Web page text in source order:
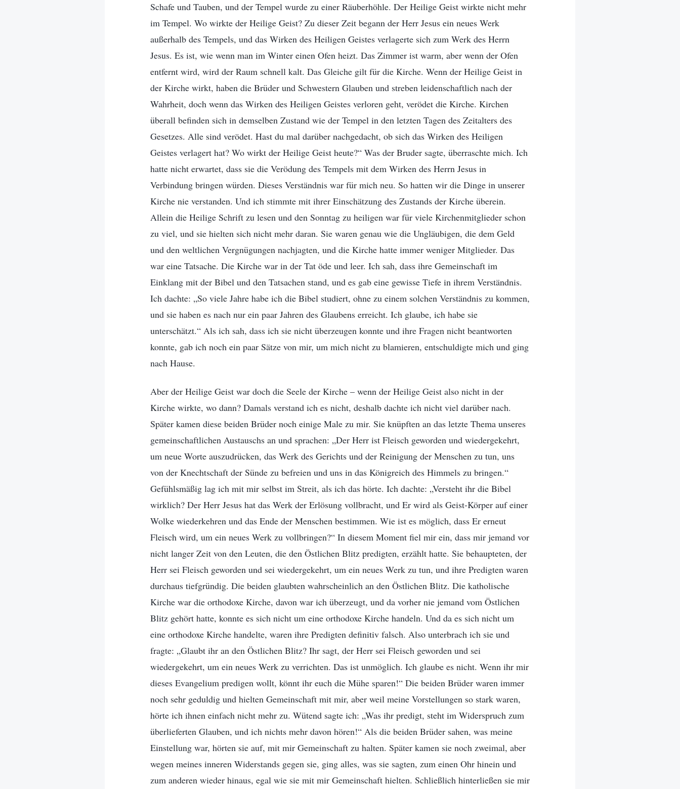
Schafe und Tauben, und der Tempel wurde zu einer Räuberhöhle. Der Heilige Geist wirkte nicht mehr
im Tempel. Wo wirkte der Heilige Geist? Zu dieser Zeit begann der Herr Jesus ein neues Werk
außerhalb des Tempels, und das Wirken des Heiligen Geistes verlagerte sich zum Werk des Herrn
Jesus. Es ist, wie wenn man im Winter einen Ofen heizt. Das Zimmer ist warm, aber wenn der Ofen
entfernt wird, wird der Raum schnell kalt. Das Gleiche gilt für die Kirche. Wenn der Heilige Geist in
der Kirche wirkt, haben die Brüder und Schwestern Glauben und streben leidenschaftlich nach der
Wahrheit, doch wenn das Wirken des Heiligen Geistes verloren geht, verödet die Kirche. Kirchen
überall befinden sich in demselben Zustand wie der Tempel in den letzten Tagen des Zeitalters des
Gesetzes. Alle sind verödet. Hast du mal darüber nachgedacht, ob sich das Wirken des Heiligen
Geistes verlagert hat? Wo wirkt der Heilige Geist heute?“ Was der Bruder sagte, überraschte mich. Ich
hatte nicht erwartet, dass sie die Verödung des Tempels mit dem Wirken des Herrn Jesus in
Verbindung bringen würden. Dieses Verständnis war für mich neu. So hatten wir die Dinge in unserer
Kirche nie verstanden. Und ich stimmte mit ihrer Einschätzung des Zustands der Kirche überein.
Allein die Heilige Schrift zu lesen und den Sonntag zu heiligen war für viele Kirchenmitglieder schon
zu viel, und sie hielten sich nicht mehr daran. Sie waren genau wie die Ungläubigen, die dem Geld
und den weltlichen Vergnügungen nachjagten, und die Kirche hatte immer weniger Mitglieder. Das
war eine Tatsache. Die Kirche war in der Tat öde und leer. Ich sah, dass ihre Gemeinschaft im
Einklang mit der Bibel und den Tatsachen stand, und es gab eine gewisse Tiefe in ihrem Verständnis.
Ich dachte: „So viele Jahre habe ich die Bibel studiert, ohne zu einem solchen Verständnis zu kommen,
und sie haben es nach nur ein paar Jahren des Glaubens erreicht. Ich glaube, ich habe sie
unterschätzt.“ Als ich sah, dass ich sie nicht überzeugen konnte und ihre Fragen nicht beantworten
konnte, gab ich noch ein paar Sätze von mir, um mich nicht zu blamieren, entschuldigte mich und ging
nach Hause.
Aber der Heilige Geist war doch die Seele der Kirche – wenn der Heilige Geist also nicht in der
Kirche wirkte, wo dann? Damals verstand ich es nicht, deshalb dachte ich nicht viel darüber nach.
Später kamen diese beiden Brüder noch einige Male zu mir. Sie knüpften an das letzte Thema unseres
gemeinschaftlichen Austauschs an und sprachen: „Der Herr ist Fleisch geworden und wiedergekehrt,
um neue Worte auszudrücken, das Werk des Gerichts und der Reinigung der Menschen zu tun, uns
von der Knechtschaft der Sünde zu befreien und uns in das Königreich des Himmels zu bringen.“
Gefühlsmäßig lag ich mit mir selbst im Streit, als ich das hörte. Ich dachte: „Versteht ihr die Bibel
wirklich? Der Herr Jesus hat das Werk der Erlösung vollbracht, und Er wird als Geist-Körper auf einer
Wolke wiederkehren und das Ende der Menschen bestimmen. Wie ist es möglich, dass Er erneut
Fleisch wird, um ein neues Werk zu vollbringen?“ In diesem Moment fiel mir ein, dass mir jemand vor
nicht langer Zeit von den Leuten, die den Östlichen Blitz predigten, erzählt hatte. Sie behaupteten, der
Herr sei Fleisch geworden und sei wiedergekehrt, um ein neues Werk zu tun, und ihre Predigten waren
durchaus tiefgründig. Die beiden glaubten wahrscheinlich an den Östlichen Blitz. Die katholische
Kirche war die orthodoxe Kirche, davon war ich überzeugt, und da vorher nie jemand vom Östlichen
Blitz gehört hatte, konnte es sich nicht um eine orthodoxe Kirche handeln. Und da es sich nicht um
eine orthodoxe Kirche handelte, waren ihre Predigten definitiv falsch. Also unterbrach ich sie und
fragte: „Glaubt ihr an den Östlichen Blitz? Ihr sagt, der Herr sei Fleisch geworden und sei
wiedergekehrt, um ein neues Werk zu verrichten. Das ist unmöglich. Ich glaube es nicht. Wenn ihr mir
dieses Evangelium predigen wollt, könnt ihr euch die Mühe sparen!“ Die beiden Brüder waren immer
noch sehr geduldig und hielten Gemeinschaft mit mir, aber weil meine Vorstellungen so stark waren,
hörte ich ihnen einfach nicht mehr zu. Wütend sagte ich: „Was ihr predigt, steht im Widerspruch zum
überlieferten Glauben, und ich nichts mehr davon hören!“ Als die beiden Brüder sahen, was meine
Einstellung war, hörten sie auf, mit mir Gemeinschaft zu halten. Später kamen sie noch zweimal, aber
wegen meines inneren Widerstands gegen sie, ging alles, was sie sagten, zum einen Ohr hinein und
zum anderen wieder hinaus, egal wie sie mit mir Gemeinschaft hielten. Schließlich hinterließen sie mir